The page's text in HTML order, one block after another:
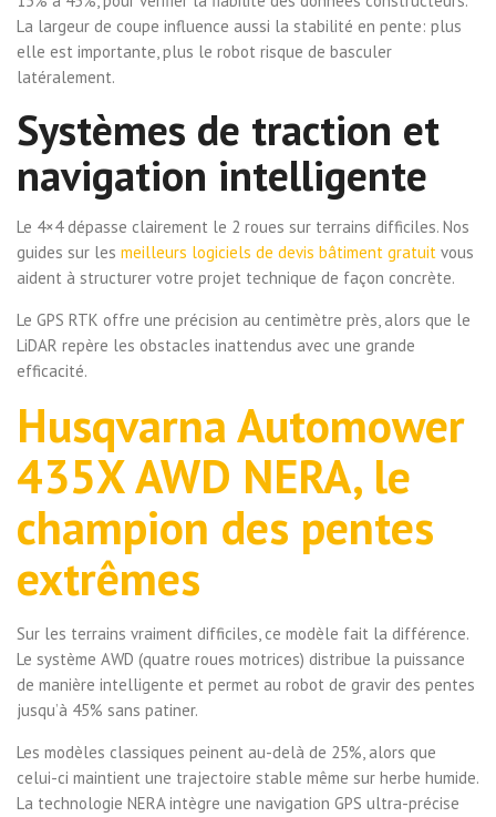
La largeur de coupe influence aussi la stabilité en pente: plus
elle est importante, plus le robot risque de basculer
latéralement.
Systèmes de traction et
navigation intelligente
Le 4×4 dépasse clairement le 2 roues sur terrains difficiles. Nos
guides sur les meilleurs logiciels de devis bâtiment gratuit vous
aident à structurer votre projet technique de façon concrète.
Le GPS RTK offre une précision au centimètre près, alors que le
LiDAR repère les obstacles inattendus avec une grande
efficacité.
Husqvarna Automower
435X AWD NERA, le
champion des pentes
extrêmes
Sur les terrains vraiment difficiles, ce modèle fait la différence.
Le système AWD (quatre roues motrices) distribue la puissance
de manière intelligente et permet au robot de gravir des pentes
jusqu’à 45% sans patiner.
Les modèles classiques peinent au-delà de 25%, alors que
celui-ci maintient une trajectoire stable même sur herbe humide.
La technologie NERA intègre une navigation GPS ultra-précise